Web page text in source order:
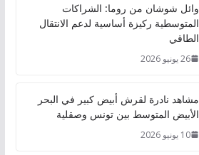
وائل شوشان من روما: الشراكات
المتوسطية ركيزة أساسية لدعم الانتقال
الطاقي
26 يونيو 2026
مشاهد نادرة لقرش أبيض كبير في البحر
الأبيض المتوسط بين تونس وصقلية
10 يونيو 2026